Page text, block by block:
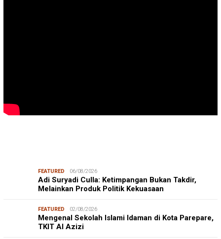
FEATURED 06/08/2026
Adi Suryadi Culla: Ketimpangan Bukan Takdir,
Melainkan Produk Politik Kekuasaan
FEATURED 02/08/2026
Mengenal Sekolah Islami Idaman di Kota Parepare,
TKIT Al Azizi